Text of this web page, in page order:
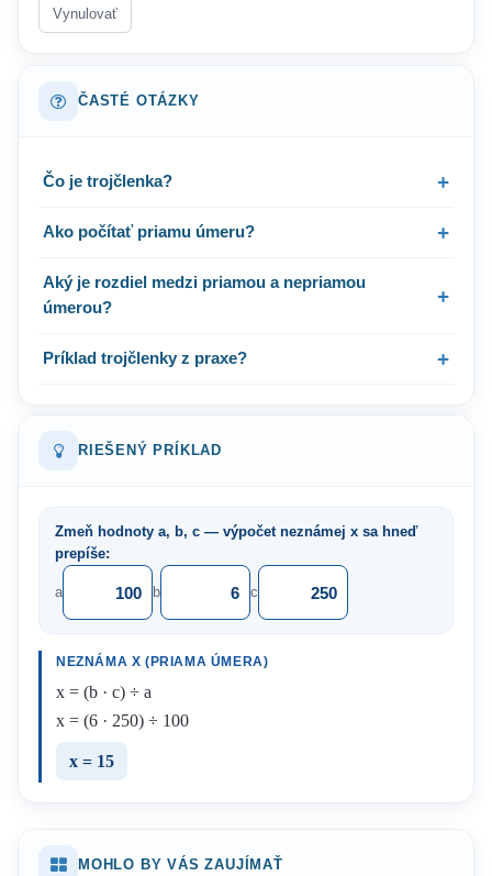
Vynulovať
ČASTÉ OTÁZKY
Čo je trojčlenka?
Ako počítať priamu úmeru?
Aký je rozdiel medzi priamou a nepriamou
úmerou?
Príklad trojčlenky z praxe?
RIEŠENÝ PRÍKLAD
Zmeň hodnoty a, b, c — výpočet neznámej x sa hneď
prepíše:
a b c
NEZNÁMA X (PRIAMA ÚMERA)
x = (b · c) ÷ a
x = (6 · 250) ÷ 100
x = 15
MOHLO BY VÁS ZAUJÍMAŤ